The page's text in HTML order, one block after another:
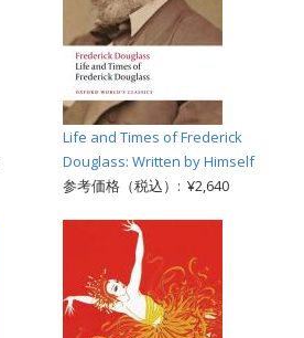
Life and Times of Frederick
Douglass: Written by Himself
参考価格（税込）: ¥2,640